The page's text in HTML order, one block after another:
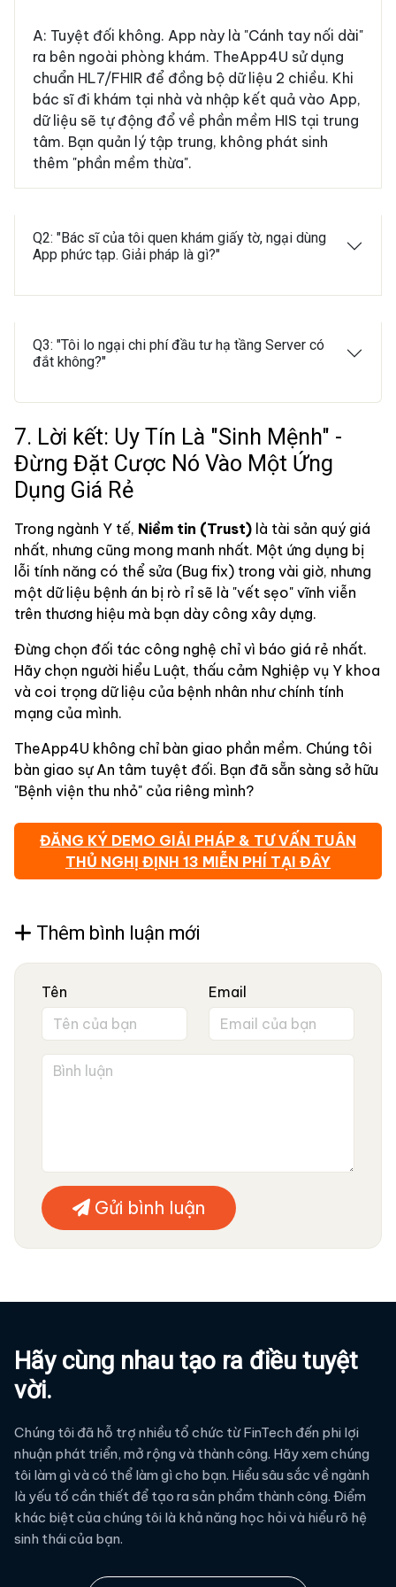
A: Tuyệt đối không. App này là "Cánh tay nối dài"
ra bên ngoài phòng khám. TheApp4U sử dụng
chuẩn HL7/FHIR để đồng bộ dữ liệu 2 chiều. Khi
bác sĩ đi khám tại nhà và nhập kết quả vào App,
dữ liệu sẽ tự động đổ về phần mềm HIS tại trung
tâm. Bạn quản lý tập trung, không phát sinh
thêm "phần mềm thừa".
Q2: "Bác sĩ của tôi quen khám giấy tờ, ngại dùng
App phức tạp. Giải pháp là gì?"
Q3: "Tôi lo ngại chi phí đầu tư hạ tầng Server có
đắt không?"
7. Lời kết: Uy Tín Là "Sinh Mệnh" -
Đừng Đặt Cược Nó Vào Một Ứng
Dụng Giá Rẻ
Trong ngành Y tế, Niềm tin (Trust) là tài sản quý giá
nhất, nhưng cũng mong manh nhất. Một ứng dụng bị
lỗi tính năng có thể sửa (Bug fix) trong vài giờ, nhưng
một dữ liệu bệnh án bị rò rỉ sẽ là "vết sẹo" vĩnh viễn
trên thương hiệu mà bạn dày công xây dựng.
Đừng chọn đối tác công nghệ chỉ vì báo giá rẻ nhất.
Hãy chọn người hiểu Luật, thấu cảm Nghiệp vụ Y khoa
và coi trọng dữ liệu của bệnh nhân như chính tính
mạng của mình.
TheApp4U không chỉ bàn giao phần mềm. Chúng tôi
bàn giao sự An tâm tuyệt đối. Bạn đã sẵn sàng sở hữu
"Bệnh viện thu nhỏ" của riêng mình?
ĐĂNG KÝ DEMO GIẢI PHÁP & TƯ VẤN TUÂN
THỦ NGHỊ ĐỊNH 13 MIỄN PHÍ TẠI ĐÂY
Thêm bình luận mới
Tên Email
Gửi bình luận
Hãy cùng nhau tạo ra điều tuyệt
vời.
Chúng tôi đã hỗ trợ nhiều tổ chức từ FinTech đến phi lợi
nhuận phát triển, mở rộng và thành công. Hãy xem chúng
tôi làm gì và có thể làm gì cho bạn. Hiểu sâu sắc về ngành
là yếu tố cần thiết để tạo ra sản phẩm thành công. Điểm
khác biệt của chúng tôi là khả năng học hỏi và hiểu rõ hệ
sinh thái của bạn.